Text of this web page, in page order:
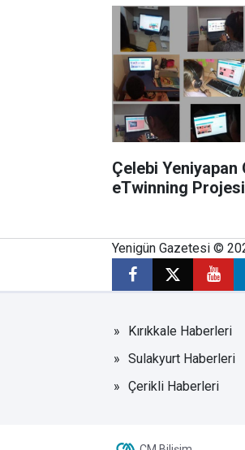
Çelebi
eTwinning
Yenigün Gazetesi ©
Kırıkkale Haberleri
Sulakyurt Haberleri
Çerikli Haberleri